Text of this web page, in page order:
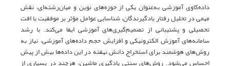
داده‌کاوی آموزشی به‌عنوان یکی از حوزه‌های نوین و میان‌رشته‌ای، نقش
مهمی در تحلیل رفتار یادگیرندگان، شناسایی عوامل مؤثر بر موفقیت یا افت
تحصیلی و پشتیبانی از تصمیم‌گیری‌های آموزشی ایفا می‌کند. با رشد
سامانه‌های آموزش الکترونیکی و افزایش حجم داده‌های آموزشی، نیاز به
روش‌های هوشمند برای استخراج دانش نهفته در این داده‌ها بیش از پیش
احساس می‌شود. روش‌های سنتی یادگیری ماشین، هرچند در بسیاری از